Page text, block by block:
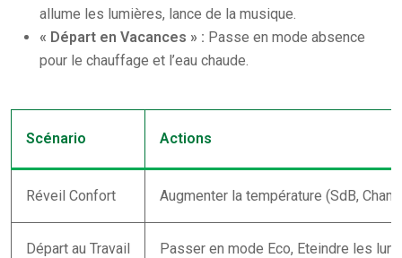
allume les lumières, lance de la musique.
« Départ en Vacances » : Passe en mode absence
pour le chauffage et l’eau chaude.
Scénario Actions
Réveil Confort Augmenter la température (SdB,
Départ au Travail Passer en mode Eco, Eteindre les